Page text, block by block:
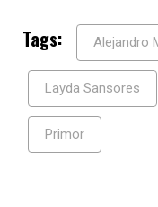
Tags: Alejandro
Layda Sansores
Primor